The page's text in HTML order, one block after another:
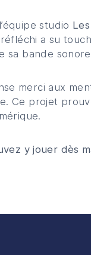
studio
a su
sa bande
merci aux
Ce projet
y jouer dès